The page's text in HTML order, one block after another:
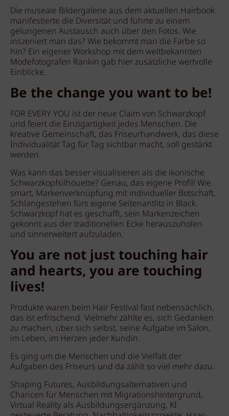
Die museale Bildergalerie aus dem aktuellen Hairbook
manifestierte die Diversität und führte zu einem
gelungenen Austausch auch über den Fotos. Wie
inszeniert man das? Wie bekommt man die Farbe so
hin? Ein eigener Workshop mit dem weltbekannten
Modefotografen Rankin gab hier zusätzliche wertvolle
Einblicke.
Be the change you want to be!
FOR EVERY YOU ist der neue Claim von Schwarzkopf
und feiert die Einzigartigkeit jedes Menschen. Die
kreative Gemeinschaft, das Friseurhandwerk, das diese
Individualität Tag für Tag sichtbar macht, soll gestärkt
werden.
Was kann das besser visualisieren als die ikonische
Schwarzkopfsilhouette? Genau, das eigene Profil! Wie
smart, Markenverknüpfung mit individueller Botschaft,
Schlangestehen fürs eigene Seitenantlitz in Black.
Schwarzkopf hat es geschafft, sein Markenzeichen
gekonnt aus der traditionellen Ecke herauszuholen
und sinnerweitert aufzuladen.
You are not just touching hair
and hearts, you are touching
lives!
Produkte waren beim Hair Festival fast nebensächlich,
das ist erfrischend. Vielmehr zählte es, sich Gedanken
zu machen, über sich selbst, seine Aufgabe im Salon,
im Leben, im Herzen jeder Kundin.
Es ging um die Menschen und die Vielfalt der
Aufgaben des Friseurs und da zählt so viel mehr dazu.
Shaping Futures, Ausbildungsalternativen und
Chancen für Menschen mit Migrationshintergrund,
Virtual Reality als Ausbildungsergänzung, KI